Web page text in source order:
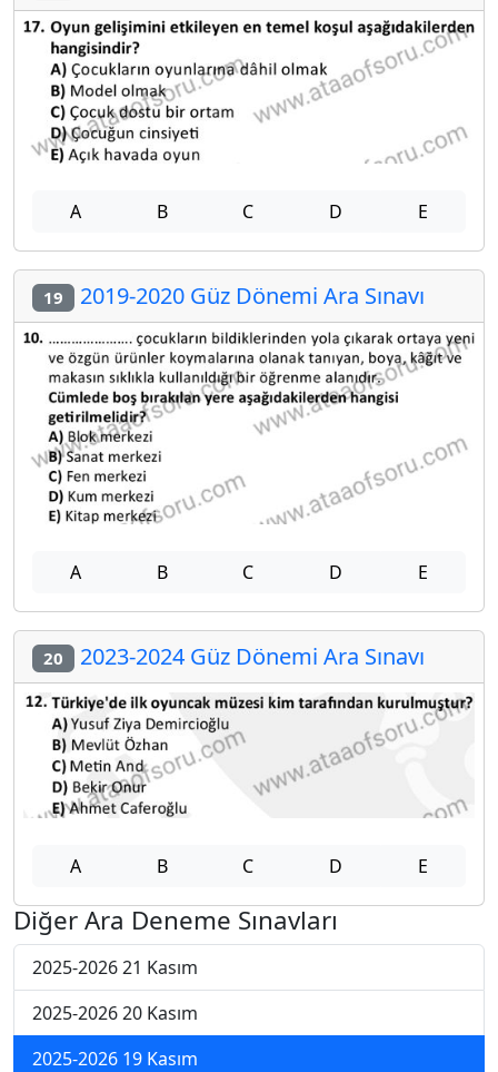
A B C D E
19 2019-2020 Güz Dönemi Ara Sınavı
A B C D E
20 2023-2024 Güz Dönemi Ara Sınavı
A B C D E
Diğer Ara Deneme Sınavları
2025-2026 21 Kasım
2025-2026 20 Kasım
2025-2026 19 Kasım